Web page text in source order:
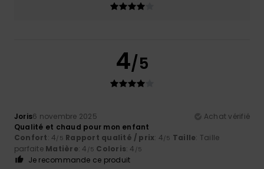
4/5
Joris6 novembre 2025
Achat vérifié
Qualité et chaud pour mon enfant
Confort: 4/5 Rapport qualité / prix: 4/5 Taille: Taille
parfaite Matière: 4 /5 Coloris: 4 /5
Je recommande ce produit